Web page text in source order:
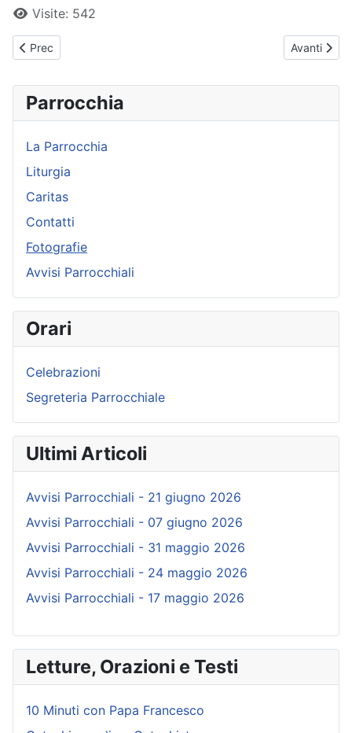
Visite: 542
Articolo precedente: 2010-04-04 Pasqua
Prec Articolo
Avanti
Parrocchia
La Parrocchia
Liturgia
Caritas
Contatti
Fotografie
Avvisi Parrocchiali
Orari
Celebrazioni
Segreteria Parrocchiale
Ultimi Articoli
Avvisi Parrocchiali - 21 giugno 2026
Avvisi Parrocchiali - 07 giugno 2026
Avvisi Parrocchiali - 31 maggio 2026
Avvisi Parrocchiali - 24 maggio 2026
Avvisi Parrocchiali - 17 maggio 2026
Letture, Orazioni e Testi
10 Minuti con Papa Francesco